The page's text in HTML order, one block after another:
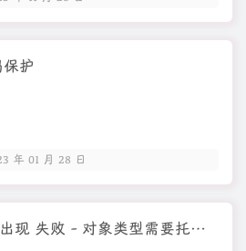
护
年 01 月 28 日
修复esxi启动虚拟机出现 失败 - 对象类型需要托管的 I/O